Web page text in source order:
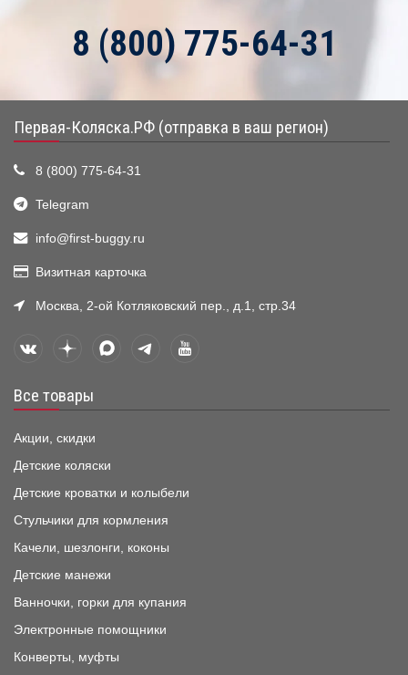
8 (800) 775-64-31
Первая-Коляска.РФ (отправка в ваш регион)
8 (800) 775-64-31
Telegram
info@first-buggy.ru
Визитная карточка
Москва, 2-ой Котляковский пер., д.1, стр.34
Все товары
Акции, скидки
Детские коляски
Детские кроватки и колыбели
Стульчики для кормления
Качели, шезлонги, коконы
Детские манежи
Ванночки, горки для купания
Электронные помощники
Конверты, муфты